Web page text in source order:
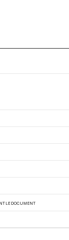
LE DOCUMENT